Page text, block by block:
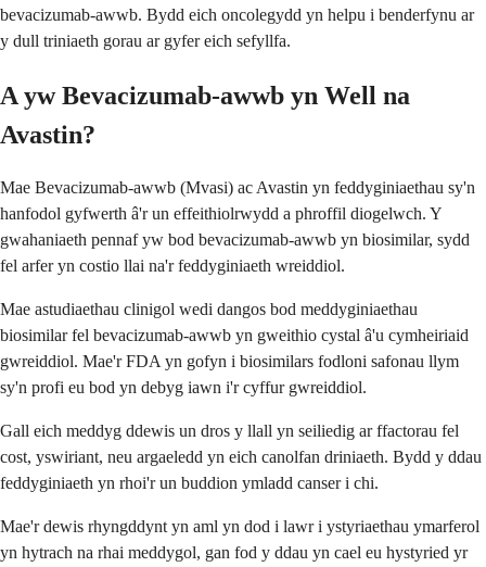
bevacizumab-awwb. Bydd eich oncolegydd yn helpu i benderfynu ar
y dull triniaeth gorau ar gyfer eich sefyllfa.
A yw Bevacizumab-awwb yn Well na
Avastin?
Mae Bevacizumab-awwb (Mvasi) ac Avastin yn feddyginiaethau sy'n
hanfodol gyfwerth â'r un effeithiolrwydd a phroffil diogelwch. Y
gwahaniaeth pennaf yw bod bevacizumab-awwb yn biosimilar, sydd
fel arfer yn costio llai na'r feddyginiaeth wreiddiol.
Mae astudiaethau clinigol wedi dangos bod meddyginiaethau
biosimilar fel bevacizumab-awwb yn gweithio cystal â'u cymheiriaid
gwreiddiol. Mae'r FDA yn gofyn i biosimilars fodloni safonau llym
sy'n profi eu bod yn debyg iawn i'r cyffur gwreiddiol.
Gall eich meddyg ddewis un dros y llall yn seiliedig ar ffactorau fel
cost, yswiriant, neu argaeledd yn eich canolfan driniaeth. Bydd y ddau
feddyginiaeth yn rhoi'r un buddion ymladd canser i chi.
Mae'r dewis rhyngddynt yn aml yn dod i lawr i ystyriaethau ymarferol
yn hytrach na rhai meddygol, gan fod y ddau yn cael eu hystyried yr